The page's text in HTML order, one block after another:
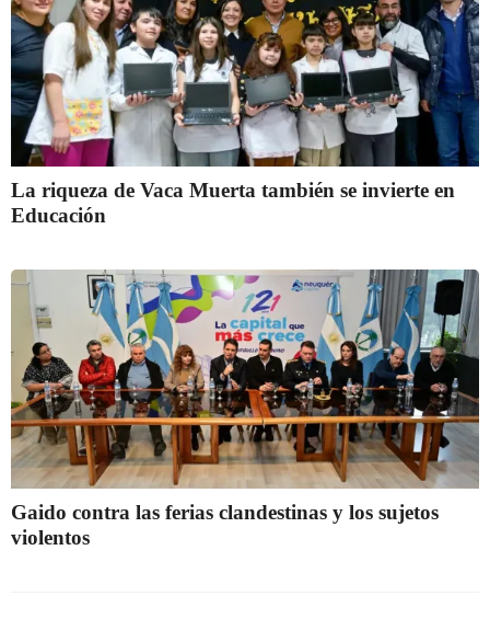
La riqueza de Vaca Muerta también se invierte en
Educación
Gaido contra las ferias clandestinas y los sujetos
violentos